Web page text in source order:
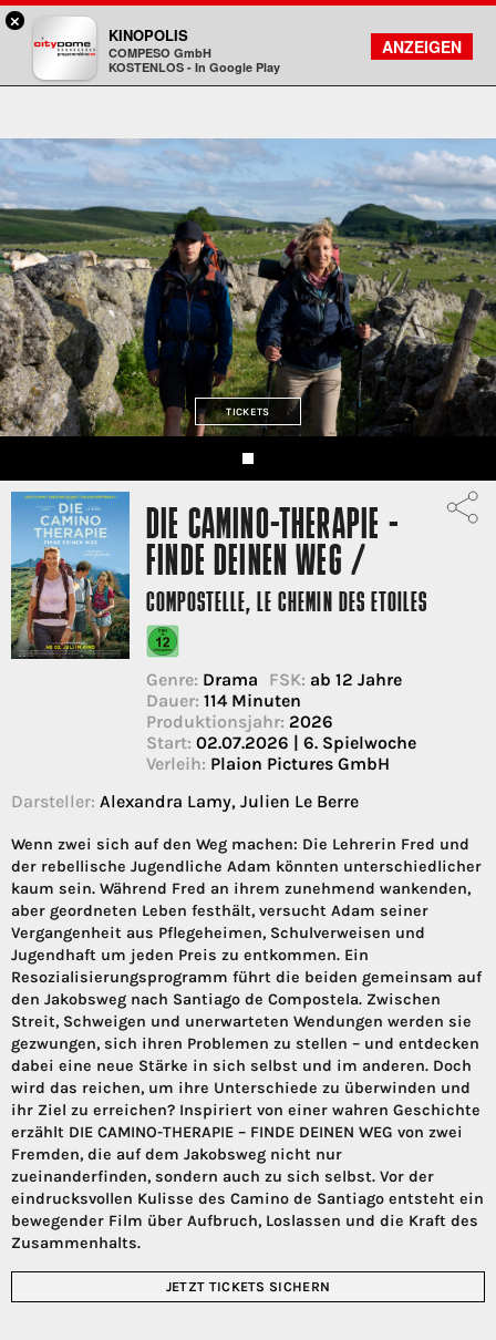
Kinopolis
FILMSUCHE
KONTO
TICKETS
DIE CAMINO-THERAPIE -
FINDE DEINEN WEG /
COMPOSTELLE, LE CHEMIN DES ETOILES
Genre: Drama FSK: ab 12 Jahre
Dauer: 114 Minuten
Produktionsjahr: 2026
Start: 02.07.2026 | 6. Spielwoche
Verleih: Plaion Pictures GmbH
Darsteller: Alexandra Lamy, Julien Le Berre
Wenn zwei sich auf den Weg machen: Die Lehrerin Fred und
der rebellische Jugendliche Adam könnten unterschiedlicher
kaum sein. Während Fred an ihrem zunehmend wankenden,
aber geordneten Leben festhält, versucht Adam seiner
Vergangenheit aus Pflegeheimen, Schulverweisen und
Jugendhaft um jeden Preis zu entkommen. Ein
Resozialisierungsprogramm führt die beiden gemeinsam auf
den Jakobsweg nach Santiago de Compostela. Zwischen
Streit, Schweigen und unerwarteten Wendungen werden sie
gezwungen, sich ihren Problemen zu stellen – und entdecken
dabei eine neue Stärke in sich selbst und im anderen. Doch
wird das reichen, um ihre Unterschiede zu überwinden und
ihr Ziel zu erreichen? Inspiriert von einer wahren Geschichte
erzählt DIE CAMINO-THERAPIE – FINDE DEINEN WEG von zwei
Fremden, die auf dem Jakobsweg nicht nur
zueinanderfinden, sondern auch zu sich selbst. Vor der
eindrucksvollen Kulisse des Camino de Santiago entsteht ein
bewegender Film über Aufbruch, Loslassen und die Kraft des
Zusammenhalts.
JETZT TICKETS SICHERN
×
KINOPOLIS
COMPESO GmbH
KOSTENLOS - In Google Play
ANZEIGEN